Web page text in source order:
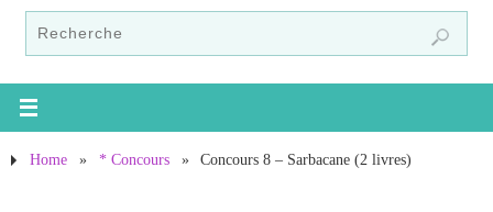
Home » * Concours » Concours 8 – Sarbacane (2 livres)